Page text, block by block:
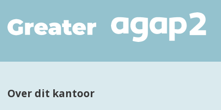
Over dit kantoor